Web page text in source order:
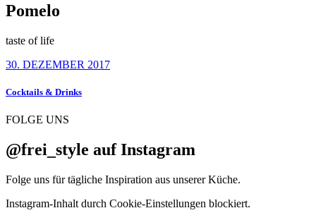
Pomelo
taste of life
30. DEZEMBER 2017
Cocktails & Drinks
FOLGE UNS
@frei_style auf Instagram
Folge uns für tägliche Inspiration aus unserer Küche.
Instagram-Inhalt durch Cookie-Einstellungen blockiert.